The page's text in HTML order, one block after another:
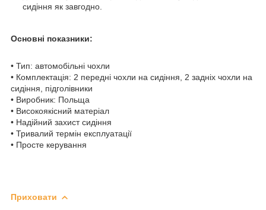
сидіння як завгодно.
Основні показники:
• Тип: автомобільні чохли
• Комплектація: 2 передні чохли на сидіння, 2 задніх чохли на
сидіння, підголівники
• Виробник: Польща
• Високоякісний матеріал
• Надійний захист сидіння
• Тривалий термін експлуатації
• Просте керування
Приховати